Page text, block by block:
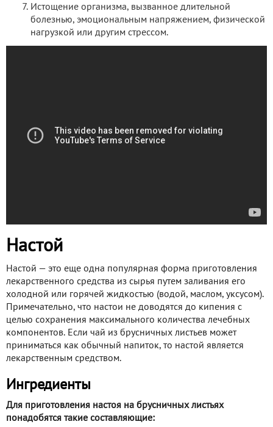
Истощение организма, вызванное длительной
болезнью, эмоциональным напряжением, физической
нагрузкой или другим стрессом.
Настой
Настой — это еще одна популярная форма приготовления
лекарственного средства из сырья путем заливания его
холодной или горячей жидкостью (водой, маслом, уксусом).
Примечательно, что настои не доводятся до кипения с
целью сохранения максимального количества лечебных
компонентов. Если чай из брусничных листьев может
приниматься как обычный напиток, то настой является
лекарственным средством.
Ингредиенты
Для приготовления настоя на брусничных листьях
понадобятся такие составляющие: